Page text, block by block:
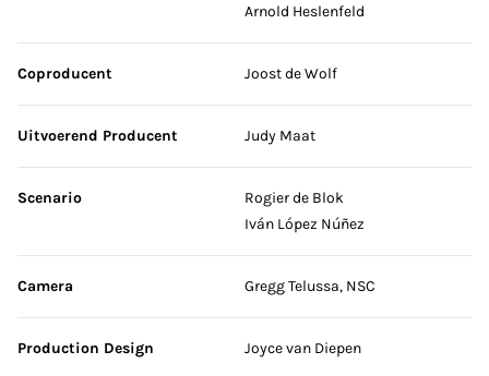
Arnold Heslenfeld
Coproducent Joost de Wolf
Uitvoerend Producent Judy Maat
Scenario
Rogier de Blok
Iván López Núñez
Camera Gregg Telussa, NSC
Production Design Joyce van Diepen